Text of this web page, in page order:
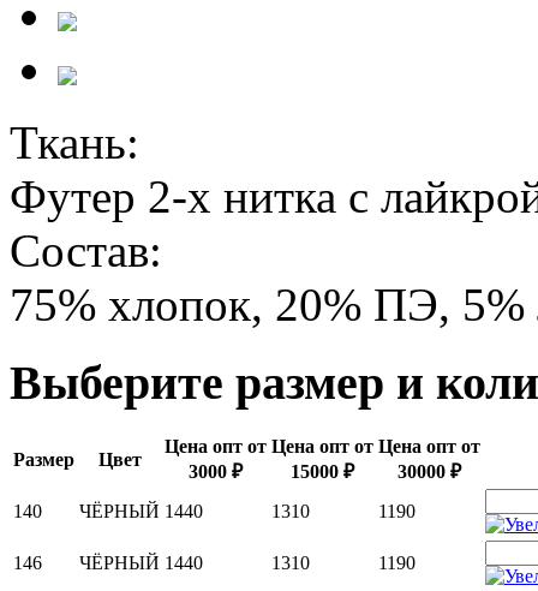
Ткань:
Футер 2-х нитка с
Состав:
75% хлопок, 20% ПЭ, 5%
Выберите размер и
Размер Цвет
Цена опт от
3000 ₽
Цена опт от
15000 ₽
Цена опт от
30000 ₽
140
ЧЁРНЫЙ 1440 1310 1190
146 ЧЁРНЫЙ 1440 1310 1190